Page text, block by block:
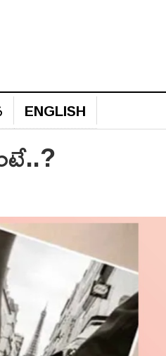
ENGLISH